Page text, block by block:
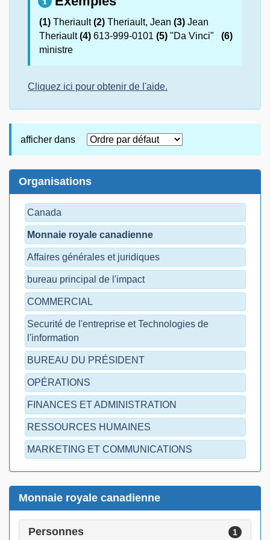
(1) Theriault(2) Theriault, Jean (3) Jean
Theriault(4) 613-999-0101 (5) "Da Vinci"
(6)
ministre
Cliquez ici pour obtenir de l'aide.
afficher dans
Organisations
Canada
Monnaie royale canadienne
Affaires générales et juridiques
bureau principal de l'impact
COMMERCIAL
Securité de l'entreprise et Technologies de
l'information
BUREAU DU PRÉSIDENT
OPÉRATIONS
FINANCES ET ADMINISTRATION
RESSOURCES HUMAINES
MARKETING ET COMMUNICATIONS
Monnaie royale canadienne
Personnes 1